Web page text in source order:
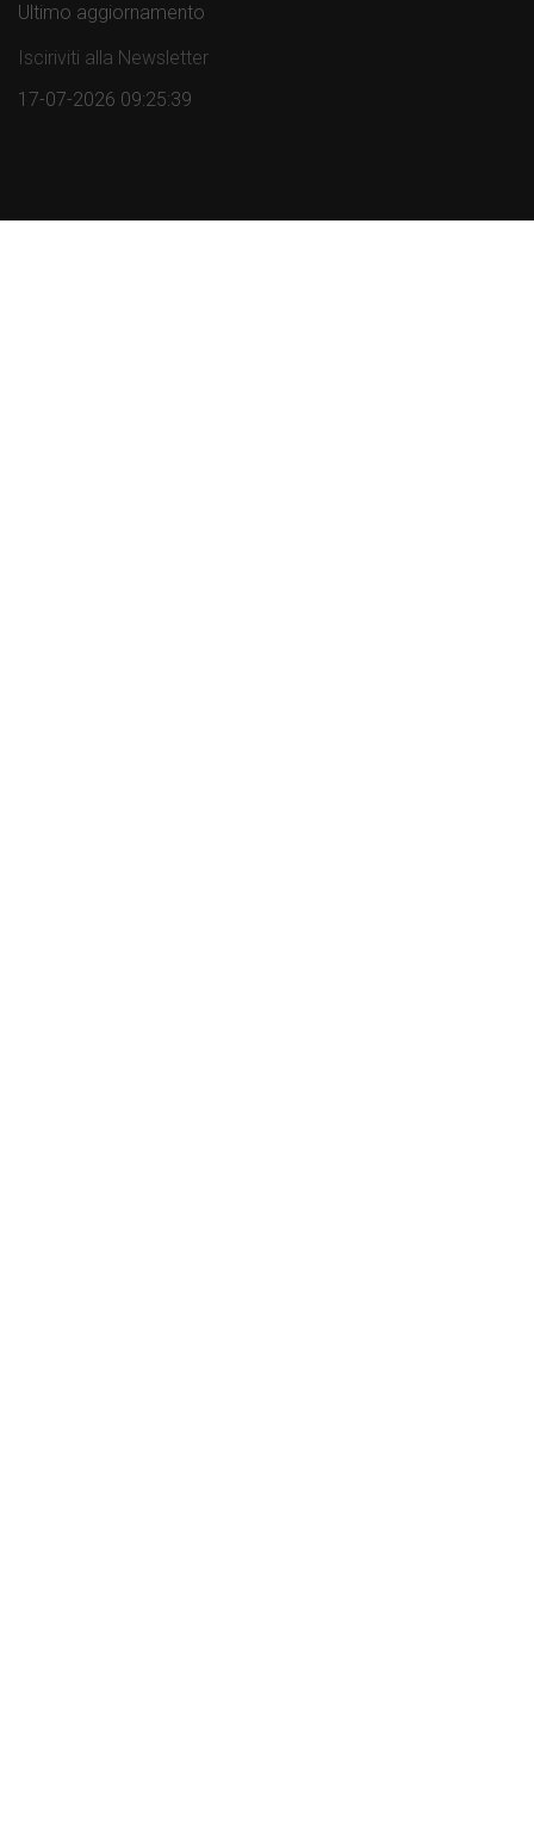
Ultimo aggiornamento
Isciriviti alla Newsletter
17-07-2026 09:25:39